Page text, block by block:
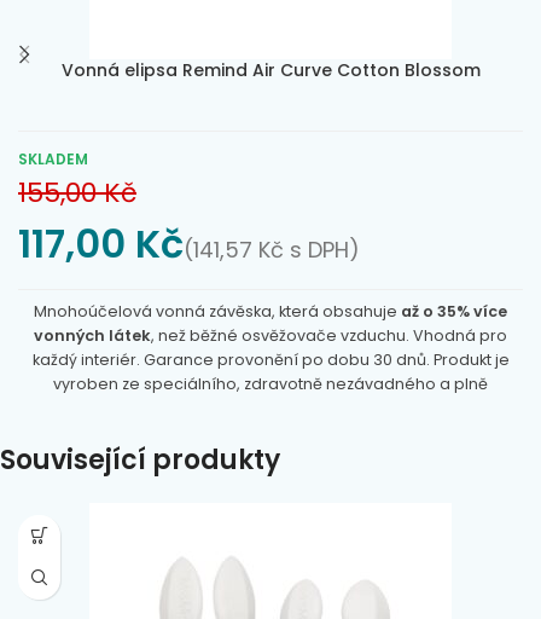
Vonná elipsa Remind Air Curve Cotton Blossom
SKLADEM
155,00Kč
117,00 Kč(141,57 Kč s DPH)
Mnohoúčelová vonná závěska, která obsahuje až o 35% více
vonných látek, než běžné osvěžovače vzduchu. Vhodná pro
každý interiér. Garance provonění po dobu 30 dnů. Produkt je
vyroben ze speciálního, zdravotně nezávadného a plně
obsahuje květy bavlny, fialek, růží, nektarinek a melounů. Tvoří
přírodní vůni santalového dřeva, hedvábí a pižma. Probouzí
Související produkty